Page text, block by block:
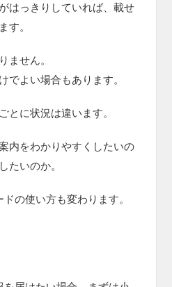
はっきりしていれば、載せ
す。
ません。
でよい場合もあります。
とに状況は違います。
内をわかりやすくしたいの
たいのか。
の使い方も変わります。